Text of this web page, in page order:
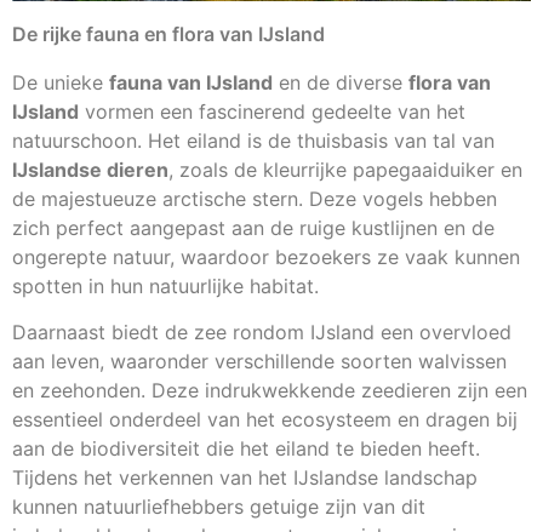
De rijke fauna en flora van IJsland
De unieke fauna van IJsland en de diverse flora van
IJsland vormen een fascinerend gedeelte van het
natuurschoon. Het eiland is de thuisbasis van tal van
IJslandse dieren, zoals de kleurrijke papegaaiduiker en
de majestueuze arctische stern. Deze vogels hebben
zich perfect aangepast aan de ruige kustlijnen en de
ongerepte natuur, waardoor bezoekers ze vaak kunnen
spotten in hun natuurlijke habitat.
Daarnaast biedt de zee rondom IJsland een overvloed
aan leven, waaronder verschillende soorten walvissen
en zeehonden. Deze indrukwekkende zeedieren zijn een
essentieel onderdeel van het ecosysteem en dragen bij
aan de biodiversiteit die het eiland te bieden heeft.
Tijdens het verkennen van het IJslandse landschap
kunnen natuurliefhebbers getuige zijn van dit